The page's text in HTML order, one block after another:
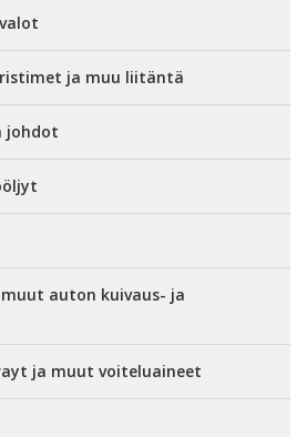
ja muu liitäntä
johdot
auton kuivaus- ja
ja muut voiteluaineet